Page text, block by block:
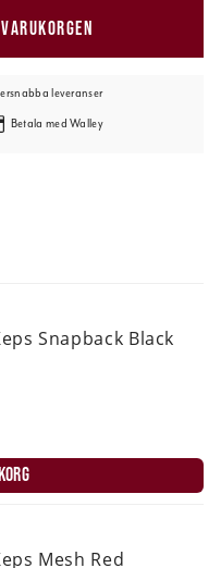
leveranser
Betala med Walley
Snapback Black
Mesh Red